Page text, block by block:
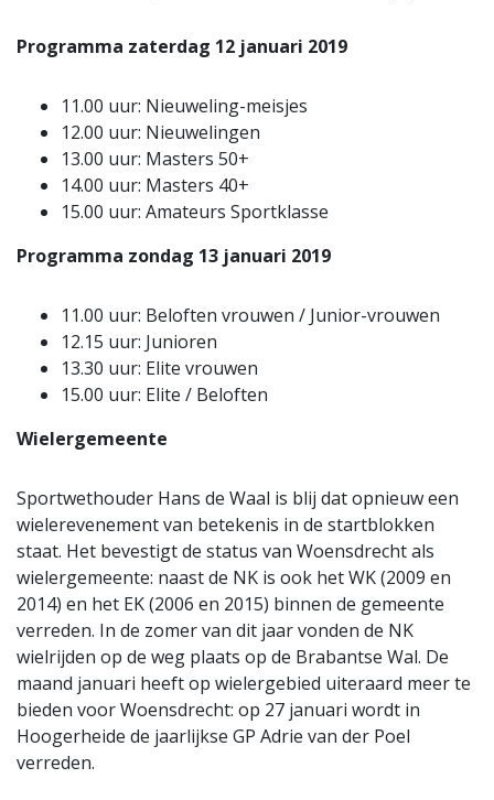
Programma zaterdag 12 januari 2019
11.00 uur: Nieuweling-meisjes
12.00 uur: Nieuwelingen
13.00 uur: Masters 50+
14.00 uur: Masters 40+
15.00 uur: Amateurs Sportklasse
Programma zondag 13 januari 2019
11.00 uur: Beloften vrouwen / Junior-vrouwen
12.15 uur: Junioren
13.30 uur: Elite vrouwen
15.00 uur: Elite / Beloften
Wielergemeente
Sportwethouder Hans de Waal is blij dat opnieuw een
wielerevenement van betekenis in de startblokken
staat. Het bevestigt de status van Woensdrecht als
wielergemeente: naast de NK is ook het WK (2009 en
2014) en het EK (2006 en 2015) binnen de gemeente
verreden. In de zomer van dit jaar vonden de NK
wielrijden op de weg plaats op de Brabantse Wal. De
maand januari heeft op wielergebied uiteraard meer te
bieden voor Woensdrecht: op 27 januari wordt in
Hoogerheide de jaarlijkse GP Adrie van der Poel
verreden.